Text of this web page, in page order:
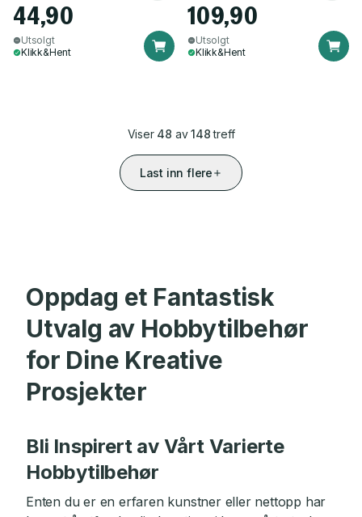
44,90
Utsolgt
Klikk&Hent
109,90
Utsolgt
Klikk&Hent
Viser 48 av 148treff
Last inn flere
Oppdag et Fantastisk
Utvalg av Hobbytilbehør
for Dine Kreative
Prosjekter
Bli Inspirert av Vårt Varierte
Hobbytilbehør
Enten du er en erfaren kunstner eller nettopp har